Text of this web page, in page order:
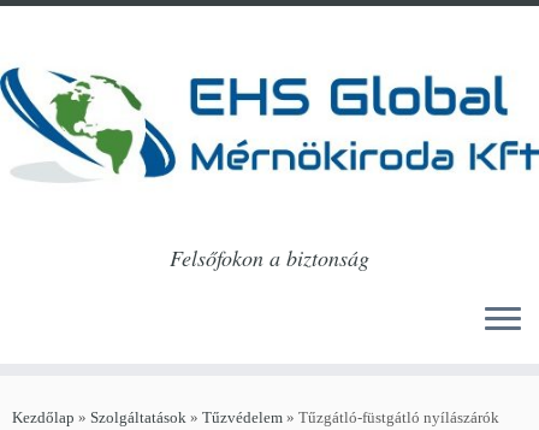
Felsőfokon a biztonság
Kezdőlap » Szolgáltatások » Tűzvédelem » Tűzgátló-füstgátló nyílászárók